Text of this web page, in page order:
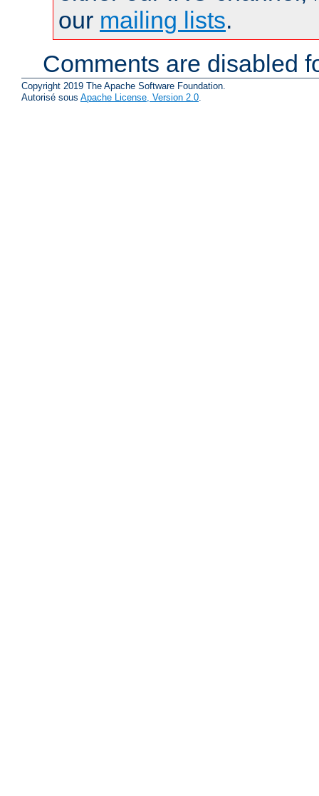
our mailing lists.
Comments are disabled
Copyright 2019 The Apache Software Foundation.
Autorisé sous Apache License, Version 2.0.